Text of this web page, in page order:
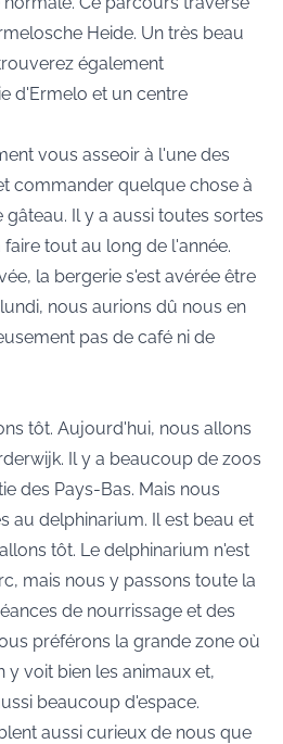
Heide. Un très beau
également
d'Ermelo et un centre
vous asseoir à l'une des
commander quelque chose à
Il y a aussi toutes sortes
tout au long de l'année.
la bergerie s'est avérée être
nous aurions dû nous en
pas de café ni de
tôt. Aujourd'hui, nous allons
Il y a beaucoup de zoos
des Pays-Bas. Mais nous
au delphinarium. Il est beau et
tôt. Le delphinarium n'est
mais nous y passons toute la
de nourrissage et des
préférons la grande zone où
y voit bien les animaux et,
beaucoup d'espace.
aussi curieux de nous que